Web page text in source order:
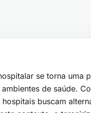
se torna uma
de saúde.
buscam